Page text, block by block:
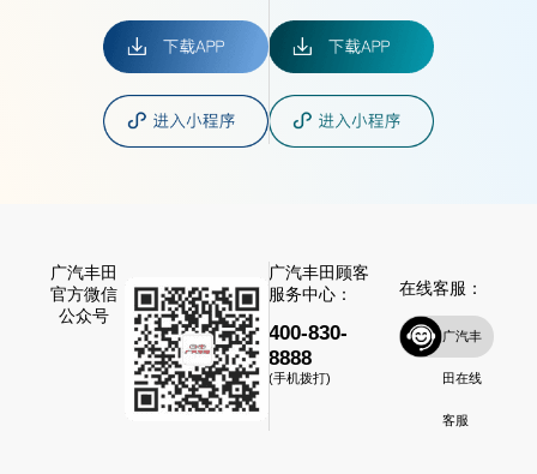
广汽丰田
官方微信
公众号
广汽丰田顾客
服务中心：
400-830-
8888
(手机拨打)
在线客服：
广汽丰
田在线
客服